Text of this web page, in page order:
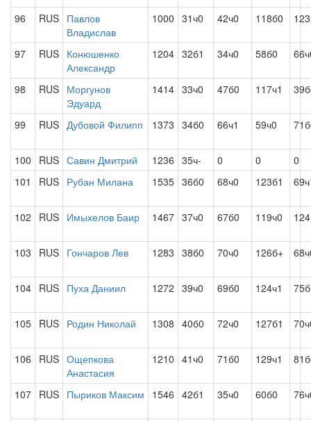
96 RUS Павлов
Владислав
1000 31ч0 42ч0 118б0
97 RUS Конюшенко
Александр
1204 32б1 34ч0 58б0
98 RUS Моргунов
Эдуард
1414 33ч0 47б0 117ч1
99 RUS Дубовой Филипп 1373 34б0 66ч1 59ч0
100 RUS Савин Дмитрий 1236 35ч- 0 0
0
101
RUS Рубан Милана 1535 36б0 68ч0 123б1
102 RUS Имыхелов Баир 1467 37ч0 67б0 119ч0
103 RUS Гончаров Лев 1283 38б0 70ч0 126б+
104 RUS Пуха Даниил 1272 39ч0 69б0 124ч1
105 RUS Родин Николай 1308 40б0 72ч0 127б1
106 RUS Ощепкова
Анастасия
1210 41ч0 71б0 129ч1
107 RUS Пыриков Максим 1546 42б1 35ч0 60б0